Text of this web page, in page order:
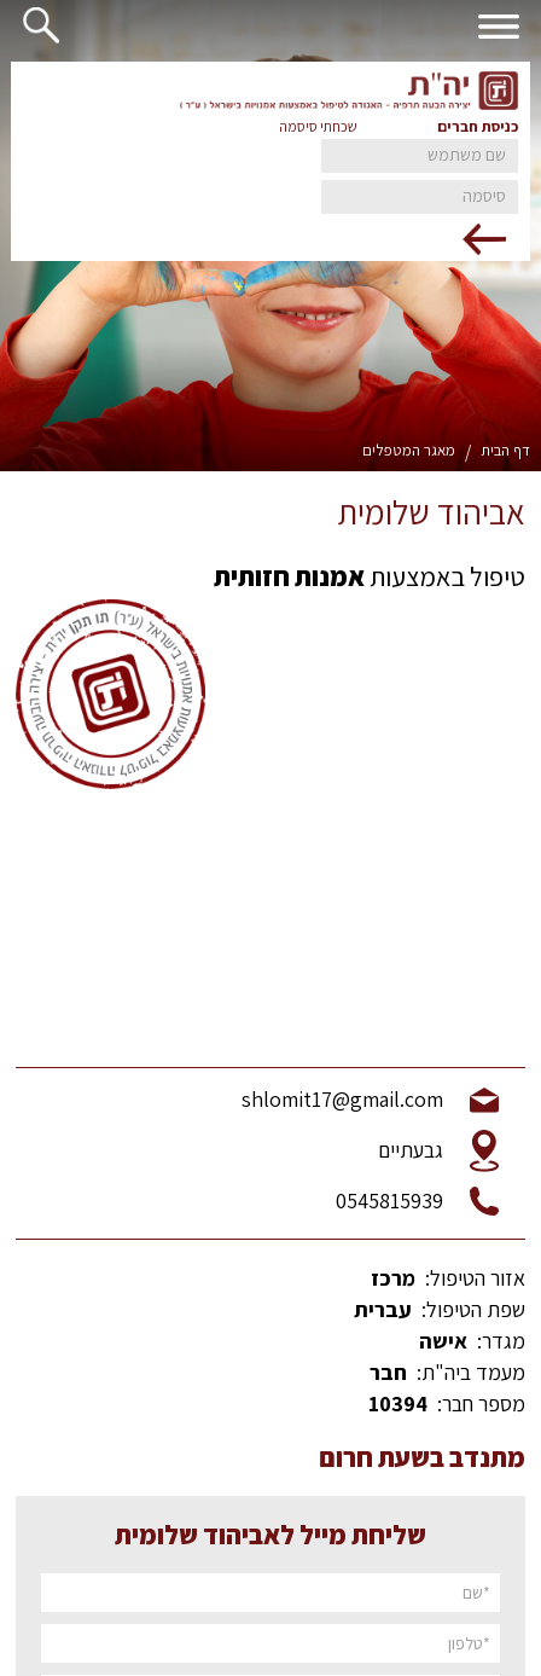
כניסת חברים שכחתי סיסמה
דף הבית / מאגר המטפלים
אביהוד שלומית
טיפול באמצעותאמנות חזותית
shlomit17@gmail.com
גבעתיים
0545815939
אזור הטיפול: מרכז
שפת הטיפול: עברית
מגדר: אישה
מעמד ביה"ת: חבר
מספר חבר: 10394
מתנדב בשעת חרום
שליחת מייל לאביהוד שלומית